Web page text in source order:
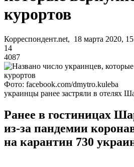
курортов
Корреспондент.net, 18 марта 2020,
14
4087
Фото: facebook.com/dmytro.kuleba
украинцы ранее застряли в отелях
Ранее в гостиницах
из-за пандемии
на карантин 730